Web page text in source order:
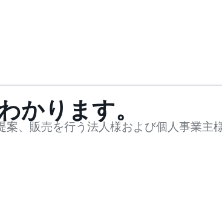
かります。
、販売を行う法人様および個人事業主